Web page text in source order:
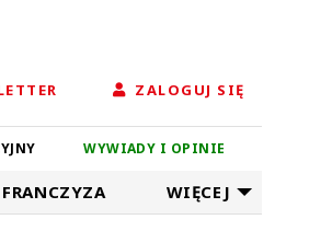
ZALOGUJ SIĘ
WYWIADY I OPINIE
FRANCZYZA WIĘCEJ